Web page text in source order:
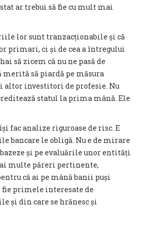
ar trebui să fie cu mult mai
lor sunt tranzacționabile și că
primari, ci și de cea a întregului
să zicem că nu ne pasă de
să piardă pe măsura
altor investitori de profesie. Nu
statul la prima mână. Ele
fac analize riguroase de risc. E
bancare le obligă. Nu e de mirare
și pe evaluările unor entități
multe păreri pertinente,
că ai pe mână banii puși
fie primele interesate de
și din care se hrănesc și